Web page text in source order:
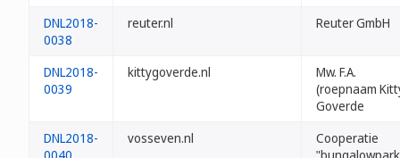
DNL2018-
0038
reuter.nl Reuter GmbH
DNL2018-
0039
kittygoverde.nl
Mw. F.A.
(roepnaam
Goverde
DNL2018-
vosseven.nl
Cooperatie